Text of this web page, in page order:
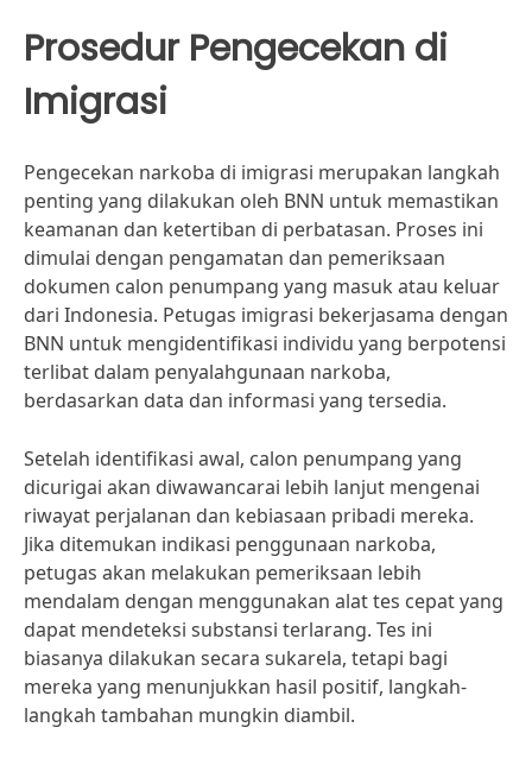
Prosedur Pengecekan di
Imigrasi
Pengecekan narkoba di imigrasi merupakan langkah
penting yang dilakukan oleh BNN untuk memastikan
keamanan dan ketertiban di perbatasan. Proses ini
dimulai dengan pengamatan dan pemeriksaan
dokumen calon penumpang yang masuk atau keluar
dari Indonesia. Petugas imigrasi bekerjasama dengan
BNN untuk mengidentifikasi individu yang berpotensi
terlibat dalam penyalahgunaan narkoba,
berdasarkan data dan informasi yang tersedia.
Setelah identifikasi awal, calon penumpang yang
dicurigai akan diwawancarai lebih lanjut mengenai
riwayat perjalanan dan kebiasaan pribadi mereka.
Jika ditemukan indikasi penggunaan narkoba,
petugas akan melakukan pemeriksaan lebih
mendalam dengan menggunakan alat tes cepat yang
dapat mendeteksi substansi terlarang. Tes ini
biasanya dilakukan secara sukarela, tetapi bagi
mereka yang menunjukkan hasil positif, langkah-
langkah tambahan mungkin diambil.